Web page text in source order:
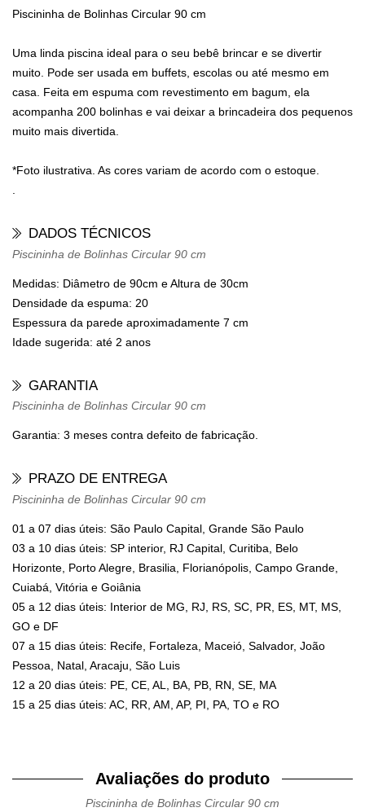
Piscininha de Bolinhas Circular 90 cm
Uma linda piscina ideal para o seu bebê brincar e se divertir
muito. Pode ser usada em buffets, escolas ou até mesmo em
casa. Feita em espuma com revestimento em bagum, ela
acompanha 200 bolinhas e vai deixar a brincadeira dos pequenos
muito mais divertida.
*Foto ilustrativa. As cores variam de acordo com o estoque.
DADOS TÉCNICOS
Piscininha de Bolinhas Circular 90 cm
Medidas: Diâmetro de 90cm e Altura de 30cm
Densidade da espuma: 20
Espessura da parede aproximadamente 7 cm
Idade sugerida: até 2 anos
GARANTIA
Piscininha de Bolinhas Circular 90 cm
Garantia: 3 meses contra defeito de fabricação.
PRAZO DE ENTREGA
Piscininha de Bolinhas Circular 90 cm
01 a 07 dias úteis: São Paulo Capital, Grande São Paulo
03 a 10 dias úteis: SP interior, RJ Capital, Curitiba, Belo
Horizonte, Porto Alegre, Brasilia, Florianópolis, Campo Grande,
Cuiabá, Vitória e Goiânia
05 a 12 dias úteis: Interior de MG, RJ, RS, SC, PR, ES, MT, MS,
GO e DF
07 a 15 dias úteis: Recife, Fortaleza, Maceió, Salvador, João
Pessoa, Natal, Aracaju, São Luis
12 a 20 dias úteis: PE, CE, AL, BA, PB, RN, SE, MA
15 a 25 dias úteis: AC, RR, AM, AP, PI, PA, TO e RO
Avaliações do produto
Piscininha de Bolinhas Circular 90 cm